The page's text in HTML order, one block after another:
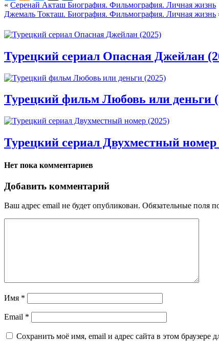
« Серенай Акташ Биография. Фильмография. Личная жизнь
Джемаль Токташ. Биография. Фильмография. Личная жизнь
Турецкий сериал Опасная Джейлан
Турецкий фильм Любовь или деньги
Турецкий сериал Двухместный номер
Нет пока комментариев
Добавить комментарий
Ваш адрес email не будет опубликован. Обязательные поля
Имя *
Email *
Сохранить моё имя, email и адрес сайта в этом